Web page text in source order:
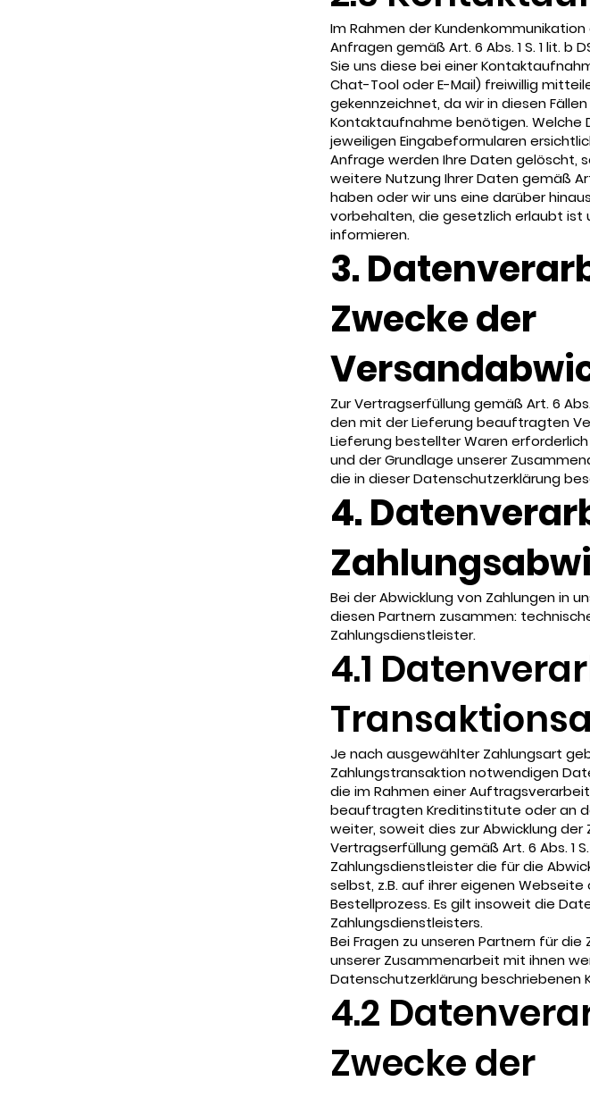
Im Rahmen der
Anfragen gemäß Art. 6 Abs. 1 S. 1 lit. b
Sie uns diese bei einer
Chat-Tool oder E-Mail) freiwillig
gekennzeichnet, da wir in diesen
Kontaktaufnahme benötigen. Welche
jeweiligen Eingabeformularen
Anfrage werden Ihre Daten gelöscht,
weitere Nutzung Ihrer Daten gemäß
haben oder wir uns eine darüber
vorbehalten, die gesetzlich erlaubt ist
informieren.
3.
Zwecke der
Zur Vertragserfüllung gemäß Art. 6
den mit der Lieferung beauftragten
Lieferung bestellter Waren
und der Grundlage unserer
die in dieser Datenschutzerklärung
4.
Bei der Abwicklung von Zahlungen in
diesen Partnern zusammen:
Zahlungsdienstleister.
4.1
Je nach ausgewählter Zahlungsart
Zahlungstransaktion notwendigen
die im Rahmen einer
beauftragten Kreditinstitute oder an
weiter, soweit dies zur Abwicklung
Vertragserfüllung gemäß Art. 6 Abs. 1
Zahlungsdienstleister die für die
selbst, z.B. auf ihrer eigenen
Bestellprozess. Es gilt insoweit die
Zahlungsdienstleisters.
Bei Fragen zu unseren Partnern für
unserer Zusammenarbeit mit ihnen
Datenschutzerklärung beschriebenen
4.2
Zwecke der